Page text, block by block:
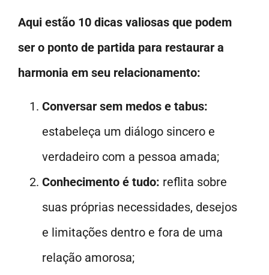
Aqui estão 10 dicas valiosas que podem
ser o ponto de partida para restaurar a
harmonia em seu relacionamento:
Conversar sem medos e tabus:
estabeleça um diálogo sincero e
verdadeiro com a pessoa amada;
Conhecimento é tudo: reflita sobre
suas próprias necessidades, desejos
e limitações dentro e fora de uma
relação amorosa;